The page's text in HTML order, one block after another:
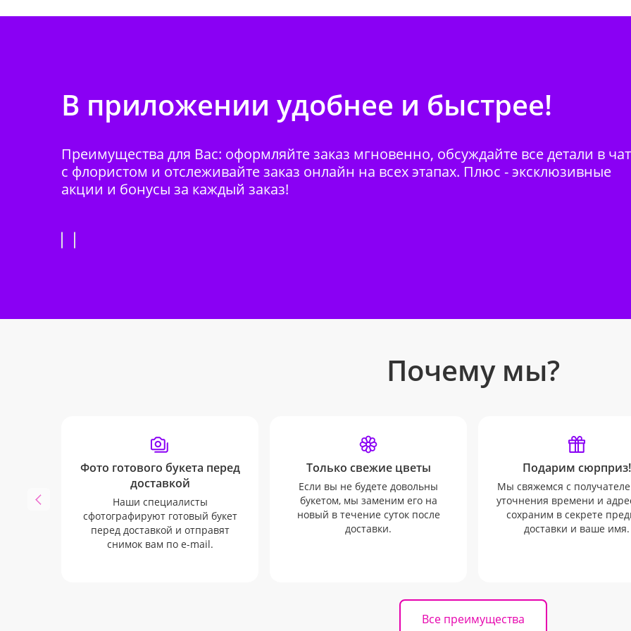
В приложении удобнее и быстрее!
Преимущества для Вас: оформляйте заказ мгновенно, обсуждайте все детали в
с флористом и отслеживайте заказ онлайн на всех этапах. Плюс - эксклюзивные
акции и бонусы за каждый заказ!
Почему мы?
Фото готового букета перед
доставкой
Наши специалисты
сфотографируют готовый букет
перед доставкой и отправят
снимок вам по e-mail.
Только свежие цветы
Если вы не будете довольны
букетом, мы заменим его на
новый в течение суток после
доставки.
Подарим сюрприз!
Мы свяжемся с
уточнения времени и
сохраним в секрете
доставки и ваше имя.
Все преимущества